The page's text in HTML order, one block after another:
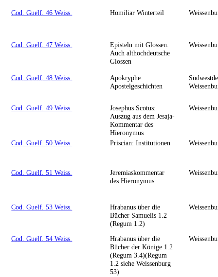
Cod. Guelf. 46 Weiss. Homiliar Winterteil
Cod. Guelf. 47 Weiss.
Episteln mit Glossen.
Auch althochdeutsche
Glossen
Cod. Guelf. 48 Weiss.
Apokryphe
Apostelgeschichten
Cod. Guelf. 49 Weiss.
Josephus Scotus:
Auszug aus dem Jesaja-
Kommentar des
Hieronymus
Cod. Guelf. 50 Weiss. Priscian: Institutionen
Cod. Guelf. 51 Weiss.
Jeremiaskommentar
des Hieronymus
Cod. Guelf. 53 Weiss.
Hrabanus über die
Bücher Samuelis 1.2
(Regum 1.2)
Cod. Guelf. 54 Weiss.
Hrabanus über die
Bücher der Könige 1.2
(Regum 3.4)(Regum
1.2 siehe Weissenburg
53)